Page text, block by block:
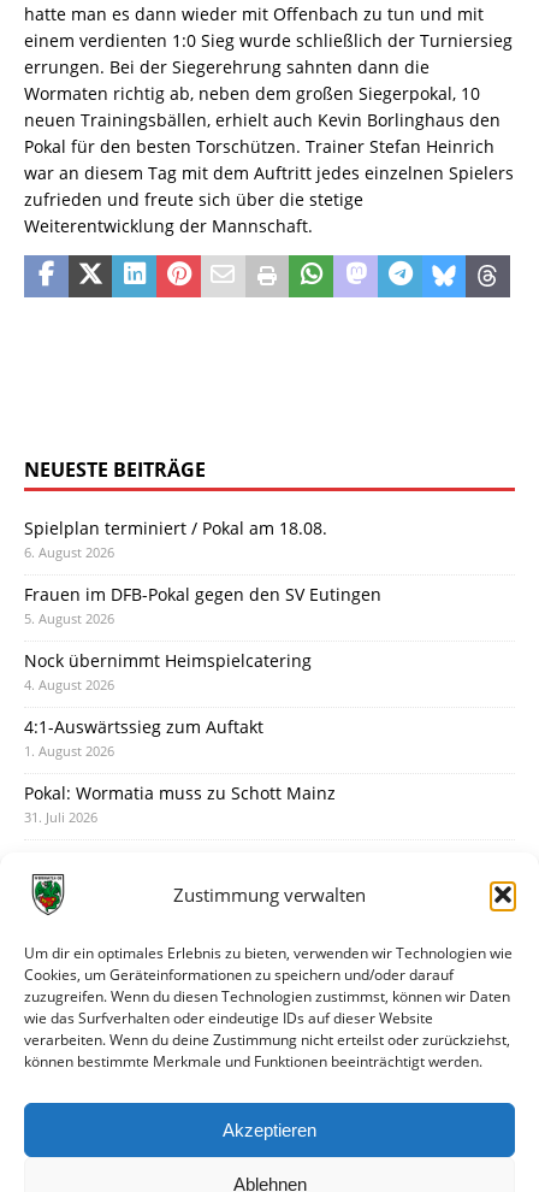
Zustimmung verwalten
Um dir ein optimales Erlebnis zu bieten, verwenden wir Technologien wie
Cookies, um Geräteinformationen zu speichern und/oder darauf
zuzugreifen. Wenn du diesen Technologien zustimmst, können wir Daten
wie das Surfverhalten oder eindeutige IDs auf dieser Website
verarbeiten. Wenn du deine Zustimmung nicht erteilst oder zurückziehst,
können bestimmte Merkmale und Funktionen beeinträchtigt werden.
Akzeptieren
Ablehnen
hatte man es dann wieder mit Offenbach zu tun und mit
einem verdienten 1:0 Sieg wurde schließlich der Turniersieg
errungen. Bei der Siegerehrung sahnten dann die
Wormaten richtig ab, neben dem großen Siegerpokal, 10
neuen Trainingsbällen, erhielt auch Kevin Borlinghaus den
Pokal für den besten Torschützen. Trainer Stefan Heinrich
war an diesem Tag mit dem Auftritt jedes einzelnen Spielers
zufrieden und freute sich über die stetige
Weiterentwicklung der Mannschaft.
NEUESTE BEITRÄGE
Spielplan terminiert / Pokal am 18.08.
6. August 2026
Frauen im DFB-Pokal gegen den SV Eutingen
5. August 2026
Nock übernimmt Heimspielcatering
4. August 2026
4:1-Auswärtssieg zum Auftakt
1. August 2026
Pokal: Wormatia muss zu Schott Mainz
31. Juli 2026
30. Juli 2026
28. Juli 2026
Neuer Rückensponsor
28. Juli 2026
Neue Podcast-Folge: So tickt Björn!
Eindrücke vom Stadionfest
27. Juli 2026